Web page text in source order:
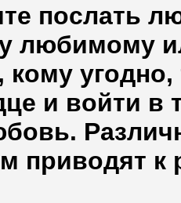
послать
любимому
кому
и войти в
приводят к